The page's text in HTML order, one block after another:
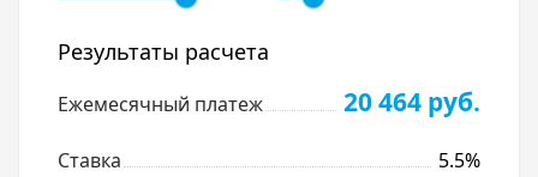
Результаты расчета
Ежемесячный платеж 20 464 руб.
Ставка
5.5%